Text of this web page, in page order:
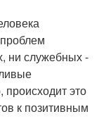
ни служебных -
происходит это
к позитивным